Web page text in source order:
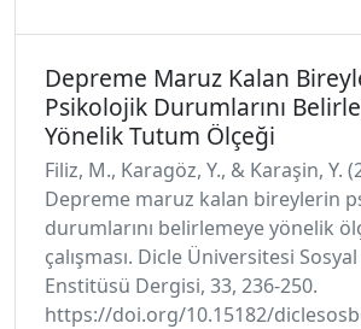
Depreme Maruz Kalan
Psikolojik Durumlarını
Yönelik Tutum Ölçeği
Filiz, M., Karagöz, Y., & Karaşin, Y.
Depreme maruz kalan bireylerin
durumlarını belirlemeye yönelik
çalışması. Dicle Üniversitesi
Enstitüsü Dergisi, 33, 236-250.
https://doi.org/10.15182/